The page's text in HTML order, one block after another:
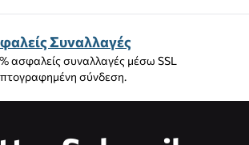
Συναλλαγές
ασφαλείς συναλλαγές μέσω SSL
σύνδεση.